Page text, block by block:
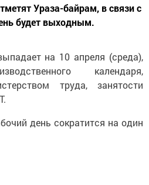
Ураза-байрам, в связи с
будет выходным.
на 10 апреля (среда),
календаря,
труда, занятости
день сократится на один